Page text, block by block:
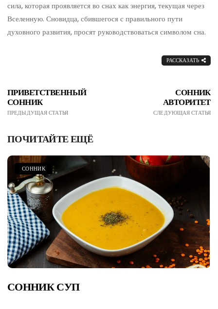
сила, которая проявляется во снах как энергия, текущая через
Вселенную. Сновидца, сбившегося с правильного пути
духовного развития, просят руководствоваться символом сна.
РАССКАЗАТЬ
ПРИВЕТСТВЕННЫЙ
СОННИК
ПРЕДЫДУЩАЯ СТАТЬЯ
СОННИК
АВТОРИТЕТ
СЛЕДУЮЩАЯ СТАТЬЯ
ПОЧИТАЙТЕ ЕЩЁ
СОННИК
СОННИК СУП